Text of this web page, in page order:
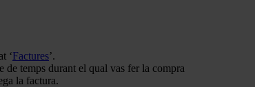
‘Factures’.
temps durant el qual vas fer la compra
la factura.